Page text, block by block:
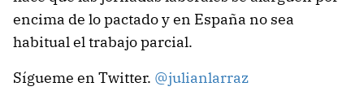
encima de lo pactado y en España no sea
habitual el trabajo parcial.
Sígueme en Twitter. @julianlarraz